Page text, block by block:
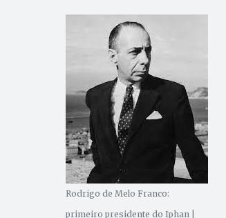
Rodrigo de Melo Franco:
primeiro presidente do Iphan |